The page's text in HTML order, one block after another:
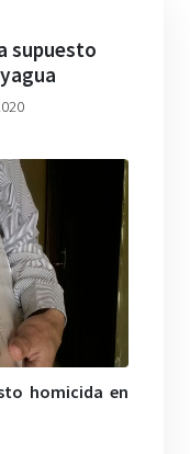
supuesto
homicida en